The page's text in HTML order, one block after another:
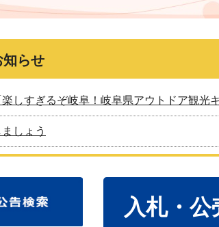
知らせ
しすぎるぞ岐阜！岐阜県アウトドア観光
しょう
入札・公